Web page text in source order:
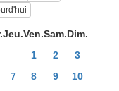
Jeu.Ven.Sam.Dim.
1 2
3
7 8 9
10